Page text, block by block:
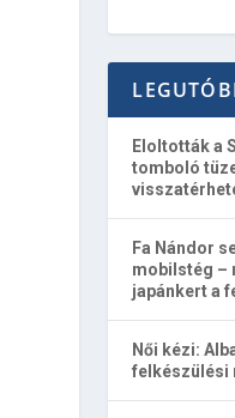
Eloltották a
tomboló
Fa Nándor
mobilstég –
japánkert a
Női kézi:
felkészülési